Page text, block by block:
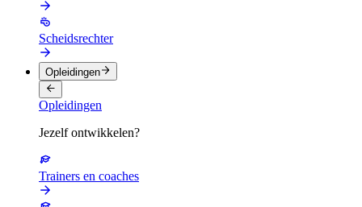
Scheidsrechter
Opleidingen
Opleidingen
Jezelf ontwikkelen?
Trainers en coaches